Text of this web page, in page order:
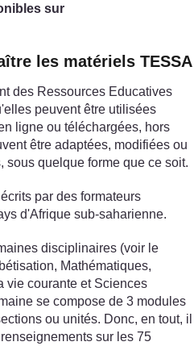
sur
les matériels TESSA
des Ressources Educatives
peuvent être utilisées
ligne ou téléchargées, hors
être adaptées, modifiées ou
sous quelque forme que ce soit.
par des formateurs
d'Afrique sub-saharienne.
disciplinaires (voir le
Mathématiques,
vie courante et Sciences
se compose de 3 modules
ou unités. Donc, en tout, il
sur les 75